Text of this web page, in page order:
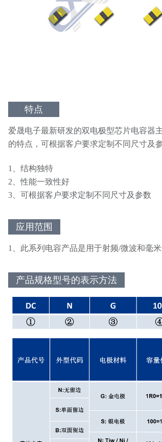
特点
爱晟电子最新研发的双电极型芯片电容器
的特点，可根据客户要求定制不同尺寸及参
1、结构独特
2、性能一致性好
3、可根据客户要求定制不同尺寸及参数
应用范围
1、此系列电容产品是用于射频/微波和毫
产品规格型号的表示方法